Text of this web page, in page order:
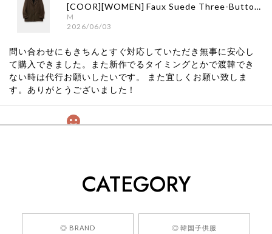
[COOR][WOMEN] Faux Suede Three-Button Blazer (Dark Brown) 正規品 韓国ブランド 韓国通販 韓国代行 韓国ファッション クール クーア クアー 日本 店舗
M
2026/06/03
問い合わせにもきちんとすぐ対応していただき無事に安心し
て購入できました。また新作でるタイミングとかで渡韓でき
ない時は代行お願いしたいです。 また宜しくお願い致しま
す。ありがとうございました！
くっそかわいいし、ショップの問い合わせも返事がはやくて
嬉しいレビューをありがとうございます！ 商品を
CATEGORY
◎ BRAND ◎ 韓国子供服